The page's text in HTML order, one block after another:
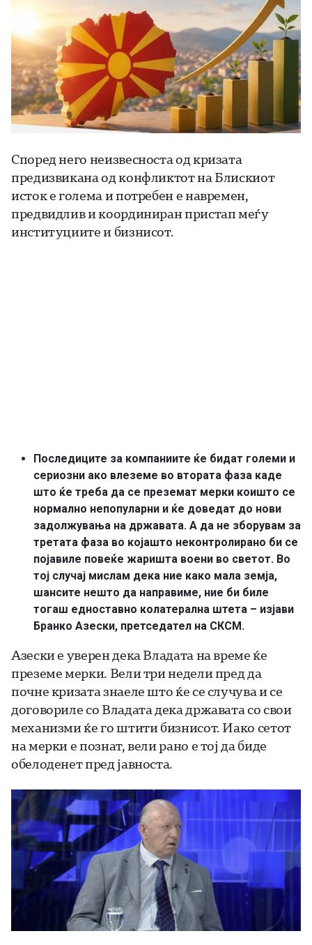
Според него неизвесноста од кризата
предизвикана од конфликтот на Блискиот
исток е голема и потребен е навремен,
предвидлив и координиран пристап меѓу
институциите и бизнисот.
Последиците за компаниите ќе бидат големи и
сериозни ако влеземе во втората фаза каде
што ќе треба да се преземат мерки коишто се
нормално непопуларни и ќе доведат до нови
задолжувања на државата. А да не зборувам за
третата фаза во којашто неконтролирано би се
појавиле повеќе жаришта воени во светот. Во
тој случај мислам дека ние како мала земја,
шансите нешто да направиме, ние би биле
тогаш едноставно колатерална штета – изјави
Бранко Азески, претседател на СКСМ.
Азески е уверен дека Владата на време ќе
преземе мерки. Вели три недели пред да
почне кризата знаеле што ќе се случува и се
договориле со Владата дека државата со свои
механизми ќе го штити бизнисот. Иако сетот
на мерки е познат, вели рано е тој да биде
обелоденет пред јавноста.